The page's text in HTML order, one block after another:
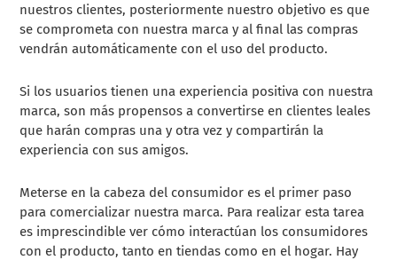
nuestros clientes, posteriormente nuestro objetivo es que
se comprometa con nuestra marca y al final las compras
vendrán automáticamente con el uso del producto.
Si los usuarios tienen una experiencia positiva con nuestra
marca, son más propensos a convertirse en clientes leales
que harán compras una y otra vez y compartirán la
experiencia con sus amigos.
Meterse en la cabeza del consumidor es el primer paso
para comercializar nuestra marca. Para realizar esta tarea
es imprescindible ver cómo interactúan los consumidores
con el producto, tanto en tiendas como en el hogar. Hay